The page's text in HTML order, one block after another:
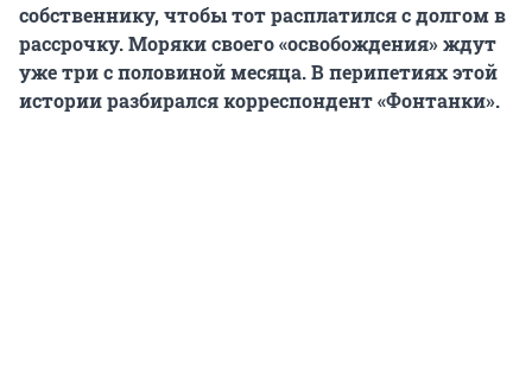
собственнику, чтобы тот расплатился с долгом в
рассрочку. Моряки своего «освобождения» ждут
уже три с половиной месяца. В перипетиях этой
истории разбирался корреспондент «Фонтанки».